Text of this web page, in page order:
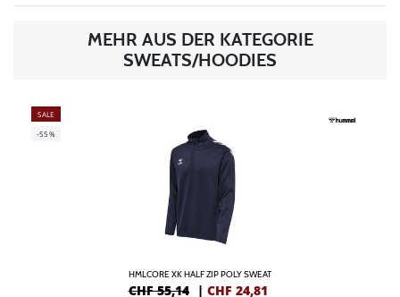
MEHR AUS DER KATEGORIE
SWEATS/HOODIES
SALE
-55%
HMLCORE XK HALF ZIP POLY SWEAT
CHF 55,14 | CHF 24,81